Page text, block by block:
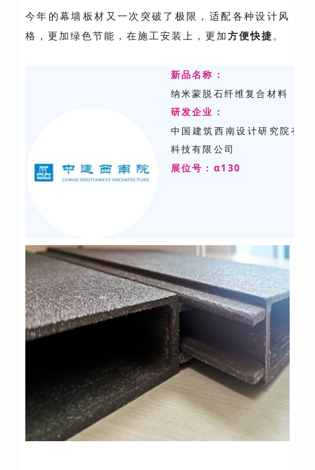
今年的幕墙板材又一次突破了极限，适配各种设计风
格，更加绿色节能，在施工安装上，更加方便快捷。
新品名称：
纳米蒙脱石纤维复合材料（围
研发企业：
中国建筑西南设计研究院有
科技有限公司
展位号：α130